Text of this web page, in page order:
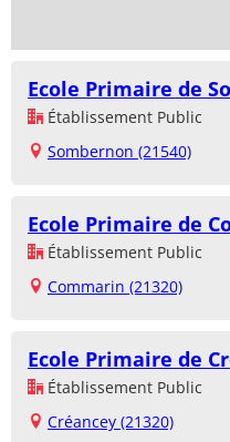
Ecole Primaire de
Établissement Public
Sombernon (21540)
Ecole Primaire de
Établissement Public
Commarin (21320)
Ecole Primaire de
Établissement Public
Créancey (21320)